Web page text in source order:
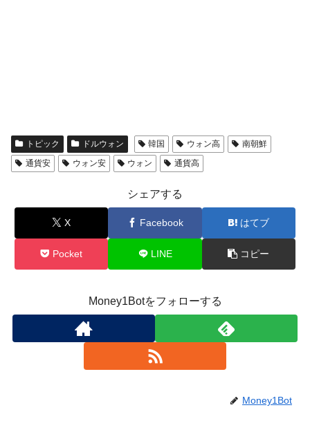
トピック ドルウォン 韓国 ウォン高
南朝鮮
通貨安
ウォン安 ウォン 通貨高
シェアする
X Facebook はてブ
Pocket LINE コピー
Money1Botをフォローする
Money1Bot